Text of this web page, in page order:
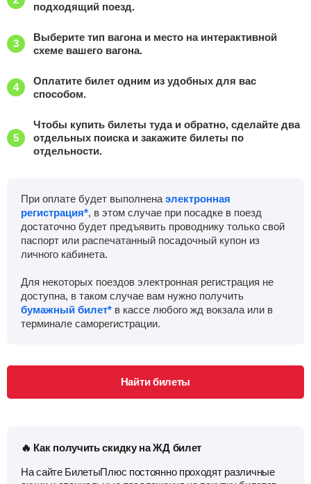
подходящий поезд.
Выберите тип вагона и место на интерактивной
схеме вашего вагона.
Оплатите билет одним из удобных для вас
способом.
Чтобы купить билеты туда и обратно, сделайте два
отдельных поиска и закажите билеты по
отдельности.
При оплате будет выполнена электронная
регистрация*, в этом случае при посадке в поезд
достаточно будет предъявить проводнику только свой
паспорт или распечатанный посадочный купон из
личного кабинета.
Для некоторых поездов электронная регистрация не
доступна, в таком случае вам нужно получить
бумажный билет* в кассе любого жд вокзала или в
терминале саморегистрации.
Найти билеты
🔥 Как получить скидку на ЖД билет
На сайте БилетыПлюс постоянно проходят различные